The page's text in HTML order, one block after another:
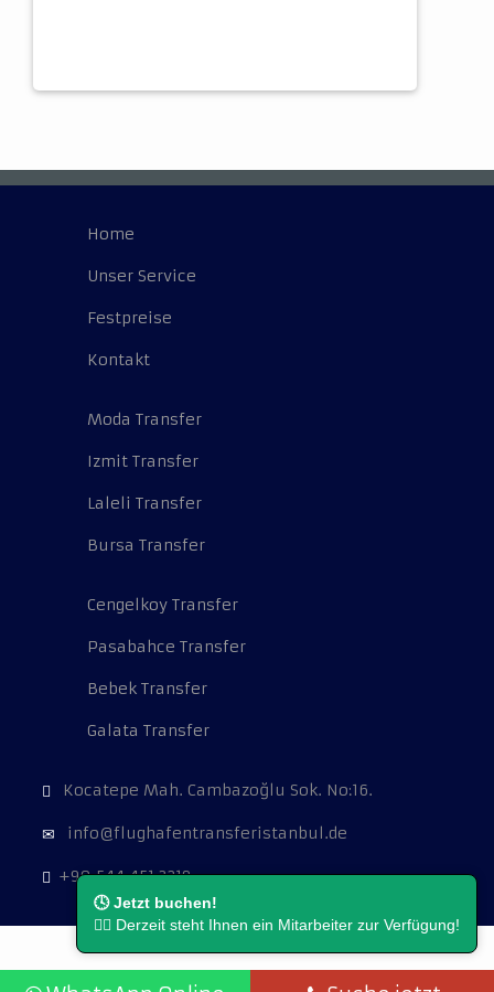
🕓 Jetzt buchen!
👨‍⚖️ Derzeit steht Ihnen ein Mitarbeiter zur Verfügung!
Home
Unser Service
Festpreise
Kontakt
Moda Transfer
Izmit Transfer
Laleli Transfer
Bursa Transfer
Cengelkoy Transfer
Pasabahce Transfer
Bebek Transfer
Galata Transfer
Kocatepe Mah. Cambazoğlu Sok. No:16.
info@flughafentransferistanbul.de
+90 544 451 3219